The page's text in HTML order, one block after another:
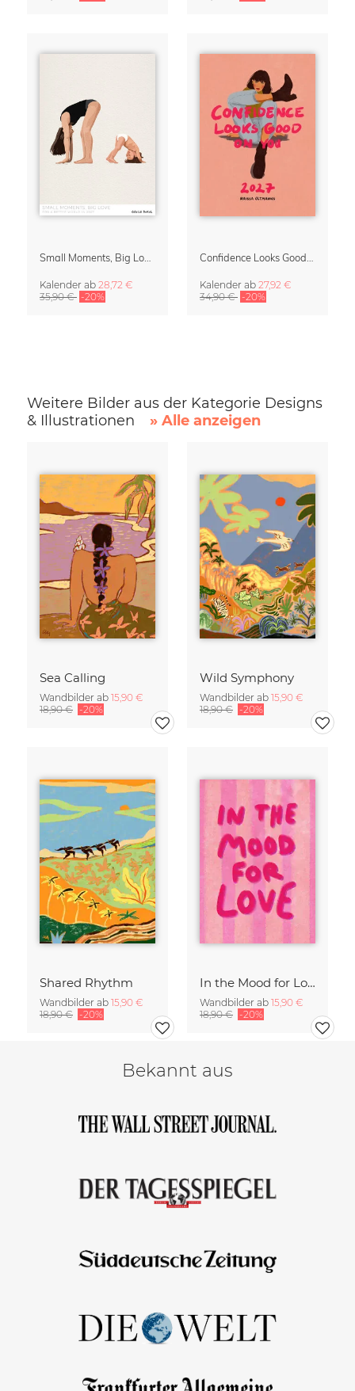
Small Moments, Big Love – Mutterschaftskalender von Giselle Dekel
Kalender ab 28,72 €
35,90 € -20%
Confidence Looks Good On You Kalender 2027
Kalender ab 27,92 €
34,90 € -20%
Weitere Bilder aus der Kategorie Designs
& Illustrationen
» Alle anzeigen
Sea Calling
Wandbilder ab 15,90 €
18,90 € -20%
Wild Symphony
Wandbilder ab 15,90 €
18,90 € -20%
Shared Rhythm
Wandbilder ab 15,90 €
18,90 € -20%
In the Mood for Love - Handlettering
Wandbilder ab 15,90 €
18,90 € -20%
Bekannt aus